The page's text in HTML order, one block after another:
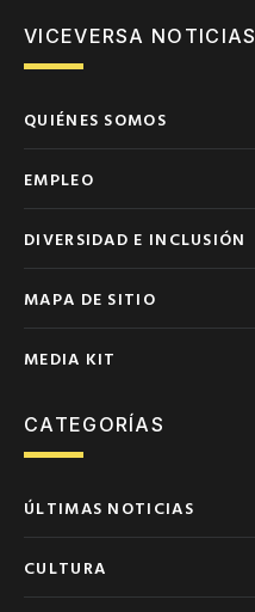
VICEVERSA NOTICIAS
QUIÉNES SOMOS
EMPLEO
DIVERSIDAD E INCLUSIÓN
MAPA DE SITIO
MEDIA KIT
CATEGORÍAS
ÚLTIMAS NOTICIAS
CULTURA